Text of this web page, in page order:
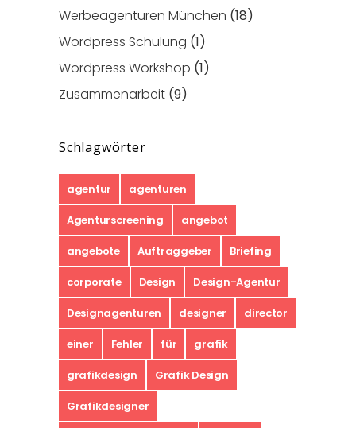
Werbeagenturen München (18)
Wordpress Schulung (1)
Wordpress Workshop (1)
Zusammenarbeit (9)
Schlagwörter
agentur agenturen
Agenturscreening angebot
angebote Auftraggeber Briefing
corporate Design Design-Agentur
Designagenturen designer director
einer Fehler für grafik
grafikdesign Grafik Design
Grafikdesigner